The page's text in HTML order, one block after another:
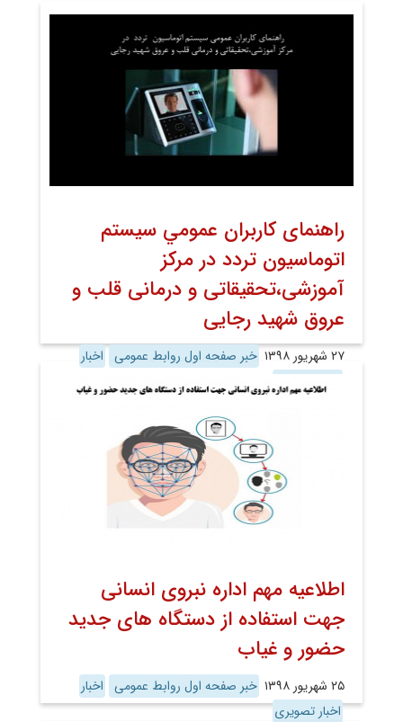
راﻫﻨﻤﺎی ﻛﺎرﺑﺮان ﻋﻤﻮﻣﻲ ﺳﻴﺴﺘﻢ
اﺗﻮﻣﺎﺳﻴﻮن ﺗﺮدد در مرکز
آموزشی،تحقیقاتی و درمانی قلب و
عروق شهید رجایی
۲۷ شهریور ۱۳۹۸ خبر صفحه اول روابط عمومی اخبار
اخبار تصویری
اطلاعیه مهم اداره نبروی انسانی
جهت استفاده از دستگاه های جدید
حضور و غیاب
۲۵ شهریور ۱۳۹۸ خبر صفحه اول روابط عمومی اخبار
اخبار تصویری